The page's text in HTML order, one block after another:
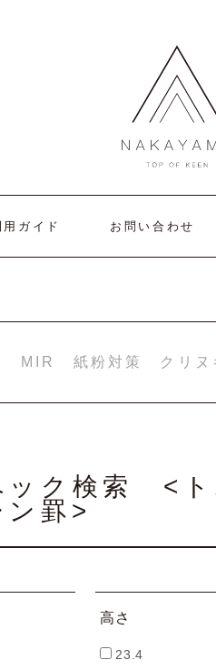
用ガイド お問い合わせ
ック検索 <ト
ン罫>
高さ
23.4